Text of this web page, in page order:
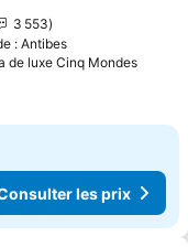
prix
3 553
: Antibes
de luxe Cinq Mondes
les prix